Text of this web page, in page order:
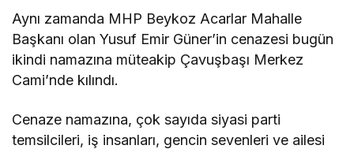
Aynı zamanda MHP Beykoz Acarlar Mahalle
Başkanı olan Yusuf Emir Güner’in cenazesi bugün
ikindi namazına müteakip Çavuşbaşı Merkez
Cami’nde kılındı.
Cenaze namazına, çok sayıda siyasi parti
temsilcileri, iş insanları, gencin sevenleri ve ailesi